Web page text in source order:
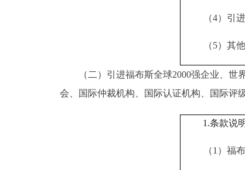
（4）引
（5）其
（二）引进福布斯全球2000强企业、世界
会、国际仲裁机构、国际认证机构、国际评
1.条款说
（1）福